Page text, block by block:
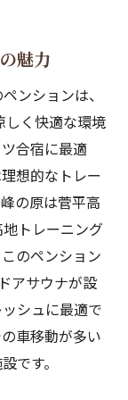
魅力
ンションは、
く快適な環境
合宿に最適
想的なトレー
の原は菅平高
トレーニング
のペンション
アサウナが設
シュに最適で
車移動が多い
です。